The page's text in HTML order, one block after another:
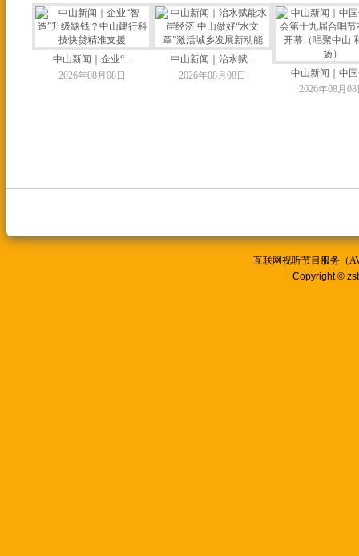
中山新闻｜企业“...
2026年08月08日
中山新闻｜治水赋...
2026年08月08日
中山新闻｜中
2026年08月08
互联网视听节目服务（
Copyright ©